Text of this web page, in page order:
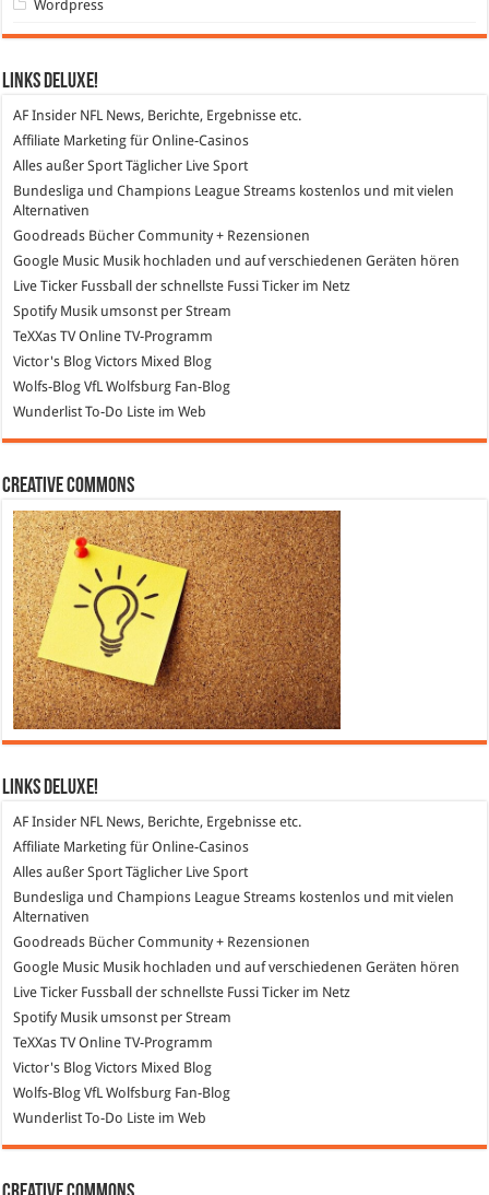
Wordpress
Links DeLuXe!
AF Insider NFL News, Berichte, Ergebnisse etc.
Affiliate Marketing für Online-Casinos
Alles außer SportTäglicher Live Sport
Bundesliga und Champions League Streams kostenlos und mit vielen
Alternativen
Goodreads Bücher Community + Rezensionen
Google Music Musik hochladen und auf verschiedenen Geräten hören
Live Ticker Fussball
der schnellste Fussi Ticker im Netz
SpotifyMusik umsonst per Stream
TeXXas TVOnline TV-Programm
Victor's Blog Victors Mixed Blog
Wolfs-Blog VfL Wolfsburg Fan-Blog
WunderlistTo-Do Liste im Web
Creative Commons
Links DeLuXe!
AF Insider NFL News, Berichte, Ergebnisse etc.
Affiliate Marketing für Online-Casinos
Alles außer Sport Täglicher Live Sport
Bundesliga und Champions League Streams kostenlos und mit vielen
Alternativen
Goodreads Bücher Community + Rezensionen
Google Music Musik hochladen und auf verschiedenen Geräten hören
Live Ticker Fussball der schnellste Fussi Ticker im Netz
SpotifyMusik umsonst per Stream
TeXXas TVOnline TV-Programm
Victor's Blog Victors Mixed Blog
Wolfs-Blog VfL Wolfsburg Fan-Blog
Wunderlist To-Do Liste im Web